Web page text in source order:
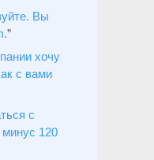
Вы
”
хочу
с вами
с
минус 120